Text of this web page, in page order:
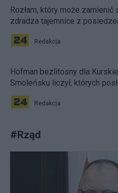
Rozłam, który może
zdradza tajemnice z
Redakcja
Hofman bezlitosny dla
Smoleńsku liczył, których
Redakcja
#Rząd